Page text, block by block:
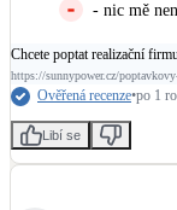
- nic mě
Chcete poptat realizační
https://sunnypower.cz/
Ověřená recenze•po 1
Libí se